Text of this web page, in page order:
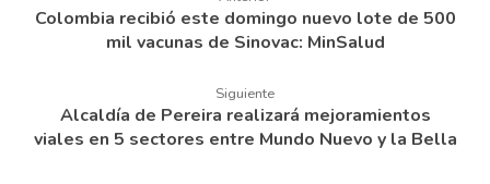
Colombia recibió este domingo nuevo lote de 500
mil vacunas de Sinovac: MinSalud
Siguiente
Alcaldía de Pereira realizará mejoramientos
viales en 5 sectores entre Mundo Nuevo y la Bella